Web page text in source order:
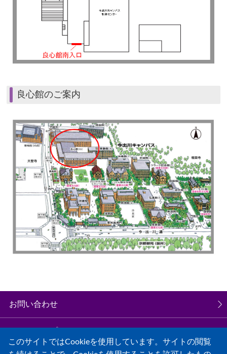
良心館のご案内
お問い合わせ
このサイトではCookieを使用しています。サイトの閲覧